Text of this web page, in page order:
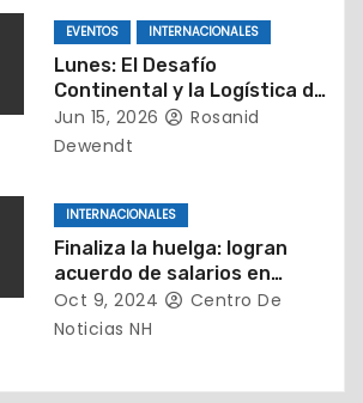
EVENTOS INTERNACIONALES
Lunes: El Desafío
Continental y la Logística de
Distancias
Jun 15, 2026
Rosanid
Dewendt
INTERNACIONALES
Finaliza la huelga: logran
acuerdo de salarios en
puertos de EEUU
Oct 9, 2024
Centro De
Noticias NH